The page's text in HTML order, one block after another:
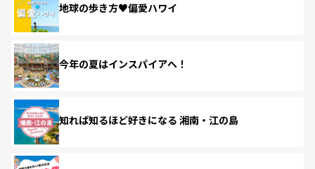
地球の歩き方♥偏愛ハワイ
今年の夏はインスパイアへ！
知れば知るほど好きになる 湘南・江の島